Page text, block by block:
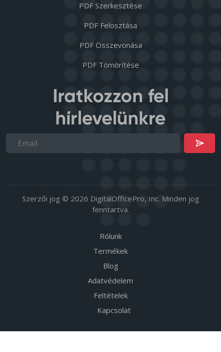
PDF Szerkesztése
PDF Felosztása
PDF Összevonása
PDF Tömörítése
Iratkozzon fel
hírlevelünkre
Szerzői jog © 2026 DigitalOfficePro, Inc. Minden jog
fenntartva.
Rólunk
Termékek
Blog
Adatvédelem
Feltételek
Kapcsolat